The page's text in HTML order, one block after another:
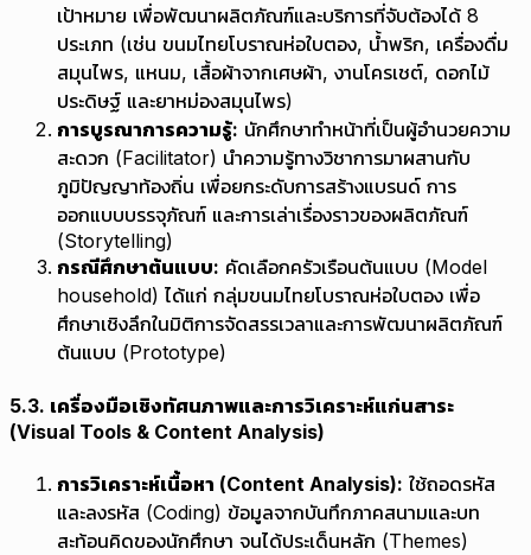
เป้าหมาย เพื่อพัฒนาผลิตภัณฑ์และบริการที่จับต้องได้ 8
ประเภท (เช่น ขนมไทยโบราณห่อใบตอง, น้ำพริก, เครื่องดื่ม
สมุนไพร, แหนม, เสื้อผ้าจากเศษผ้า, งานโครเชต์, ดอกไม้
ประดิษฐ์ และยาหม่องสมุนไพร)
การบูรณาการความรู้: นักศึกษาทำหน้าที่เป็นผู้อำนวยความ
สะดวก (Facilitator) นำความรู้ทางวิชาการมาผสานกับ
ภูมิปัญญาท้องถิ่น เพื่อยกระดับการสร้างแบรนด์ การ
ออกแบบบรรจุภัณฑ์ และการเล่าเรื่องราวของผลิตภัณฑ์
(Storytelling)
กรณีศึกษาต้นแบบ: คัดเลือกครัวเรือนต้นแบบ (Model
household) ได้แก่ กลุ่มขนมไทยโบราณห่อใบตอง เพื่อ
ศึกษาเชิงลึกในมิติการจัดสรรเวลาและการพัฒนาผลิตภัณฑ์
ต้นแบบ (Prototype)
5.3. เครื่องมือเชิงทัศนภาพและการวิเคราะห์แก่นสาระ
(Visual Tools & Content Analysis)
การวิเคราะห์เนื้อหา (Content Analysis): ใช้ถอดรหัส
และลงรหัส (Coding) ข้อมูลจากบันทึกภาคสนามและบท
สะท้อนคิดของนักศึกษา จนได้ประเด็นหลัก (Themes)